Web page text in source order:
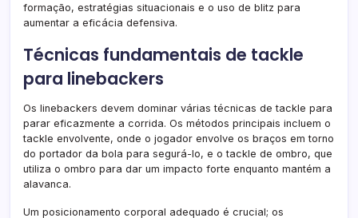
formação, estratégias situacionais e o uso de blitz para
aumentar a eficácia defensiva.
Técnicas fundamentais de tackle
para linebackers
Os linebackers devem dominar várias técnicas de tackle para
parar eficazmente a corrida. Os métodos principais incluem o
tackle envolvente, onde o jogador envolve os braços em torno
do portador da bola para segurá-lo, e o tackle de ombro, que
utiliza o ombro para dar um impacto forte enquanto mantém a
alavanca.
Um posicionamento corporal adequado é crucial; os